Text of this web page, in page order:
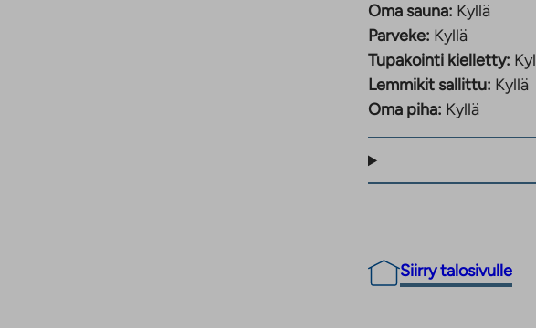
Oma sauna: Kyllä
Parveke: Kyllä
Tupakointi kielletty:
Lemmikit sallittu: Kyllä
Oma piha: Kyllä
Siirry talosivulle